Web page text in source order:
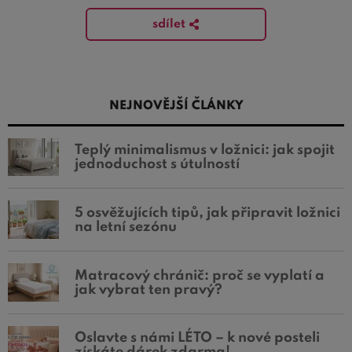
sdílet
NEJNOVĚJŠÍ ČLÁNKY
Teplý minimalismus v ložnici: jak spojit
jednoduchost s útulností
5 osvěžujících tipů, jak připravit ložnici
na letní sezónu
Matracový chránič: proč se vyplatí a
jak vybrat ten pravý?
Oslavte s námi LÉTO – k nové posteli